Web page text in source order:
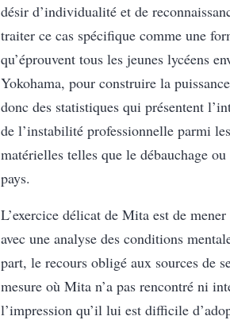
désir d’individualité et de
traiter ce cas spécifique comme une
qu’éprouvent tous les jeunes lycéens
Yokohama, pour construire la
donc des statistiques qui présentent
de l’instabilité professionnelle parmi
matérielles telles que le débauchage
pays.
L’exercice délicat de Mita est de
avec une analyse des conditions
part, le recours obligé aux sources de
mesure où Mita n’a pas rencontré ni
l’impression qu’il lui est difficile